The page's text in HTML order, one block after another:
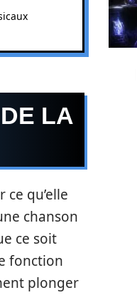
LA
qu’elle
chanson
ce soit
fonction
plonger